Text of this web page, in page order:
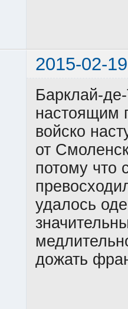
2015-02-
Барклай-
настоящим
войско
от
потому что
удалось
дожать